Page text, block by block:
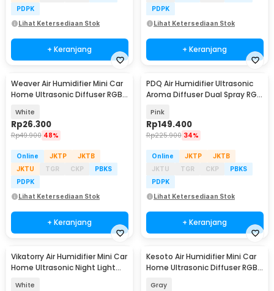
PDPK
Lihat Ketersediaan Stok
+ Keranjang
PDPK
Lihat Ketersediaan Stok
+ Keranjang
Weaver Air Humidifier Mini Car
Home Ultrasonic Diffuser RGB
White
Rp26.300
Rp49.900 48%
Online JKTP
JKTB
JKTU
TGR CKP
PBKS
PDPK
Lihat Ketersediaan Stok
+ Keranjang
PDQ Air Humidifier Ultrasonic
Aroma Diffuser Dual Spray RGB
Pink
Rp149.400
Rp225.900 34%
Online JKTP
JKTB
JKTU
TGR CKP
PBKS
PDPK
Lihat Ketersediaan Stok
+ Keranjang
Vikatorry Air Humidifier Mini Car
Home Ultrasonic Night Light
White
Kesoto Air Humidifier Mini Car
Home Ultrasonic Diffuser RGB
Gray